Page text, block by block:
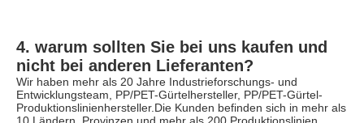
4. warum sollten Sie bei uns kaufen und
nicht bei anderen Lieferanten?
Wir haben mehr als 20 Jahre Industrieforschungs- und
Entwicklungsteam, PP/PET-Gürtelhersteller, PP/PET-Gürtel-
Produktionslinienhersteller.Die Kunden befinden sich in mehr als
10 Ländern, Provinzen und mehr als 200 Produktionslinien.